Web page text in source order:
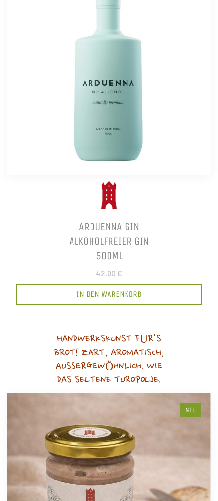
ARDUENNA GIN
ALKOHOLFREIER GIN
500ML
42,00 €
IN DEN WARENKORB
HANDWERKSKUNST FÜR'S
BROT! ZART, AROMATISCH,
AUSSERGEWÖHNLICH. WIE
DAS SELTENE TUROPOLJE.
NEU